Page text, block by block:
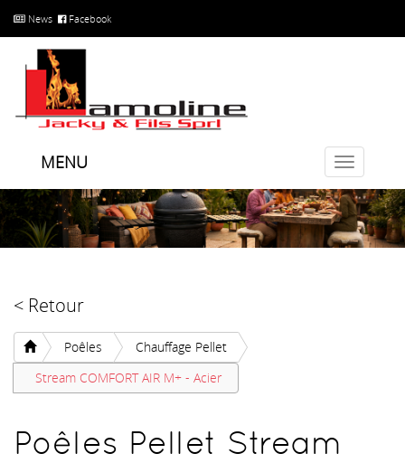
News Facebook
Toggle
MENU
< Retour
Poêles
Chauffage Pellet
Stream COMFORT AIR M+ - Acier
Poêles Pellet Stream